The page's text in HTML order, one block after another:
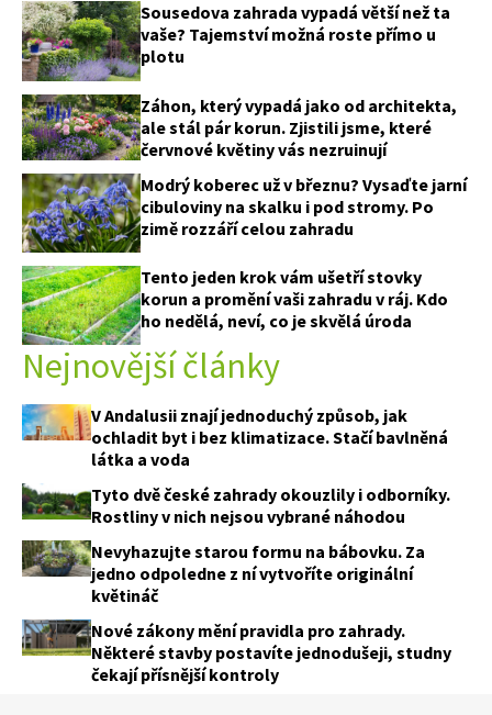
Sousedova zahrada vypadá větší než ta
vaše? Tajemství možná roste přímo u
plotu
Záhon, který vypadá jako od architekta,
ale stál pár korun. Zjistili jsme, které
červnové květiny vás nezruinují
Modrý koberec už v březnu? Vysaďte jarní
cibuloviny na skalku i pod stromy. Po
zimě rozzáří celou zahradu
Tento jeden krok vám ušetří stovky
korun a promění vaši zahradu v ráj. Kdo
ho nedělá, neví, co je skvělá úroda
Nejnovější články
V Andalusii znají jednoduchý způsob, jak
ochladit byt i bez klimatizace. Stačí bavlněná
látka a voda
Tyto dvě české zahrady okouzlily i odborníky.
Rostliny v nich nejsou vybrané náhodou
Nevyhazujte starou formu na bábovku. Za
jedno odpoledne z ní vytvoříte originální
květináč
Nové zákony mění pravidla pro zahrady.
Některé stavby postavíte jednodušeji, studny
čekají přísnější kontroly